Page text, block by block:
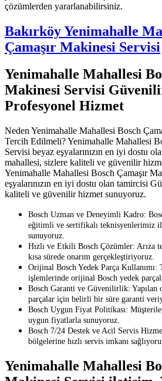
çözümlerden yararlanabilirsiniz.
Bakırköy Yenimahalle
Çamaşır Makinesi Servisi
Yenimahalle Mahallesi
Makinesi Servisi
Profesyonel Hizmet
Neden Yenimahalle Mahallesi Bosch
Tercih Edilmeli? Yenimahalle Mahallesi
Servisi beyaz eşyalarınızın en iyi dostu
mahallesi, sizlere kaliteli ve güvenilir
Yenimahalle Mahallesi Bosch Çamaşır
eşyalarınızın en iyi dostu olan tamircisi
kaliteli ve güvenilir hizmet sunuyoruz.
Bosch Uzman ve Deneyimli Kadro:
eğitimli ve sertifikalı teknisyenlerimiz
sunuyoruz.
Hızlı ve Etkili Bosch Çözümler: Arıza
kısa sürede onarım gerçekleştiriyoruz.
Orijinal Bosch Yedek Parça Kullanımı:
işlemlerinde orijinal Bosch yedek
Bosch Garanti ve Güvenilirlik: Yapılan
parçalar için belirli bir süre garanti
Bosch Uygun Fiyat Politikası:
uygun fiyatlarla sunuyoruz.
Bosch 7/24 Destek ve Acil Servis
bölgelerine hızlı servis imkanı
Yenimahalle Mahallesi